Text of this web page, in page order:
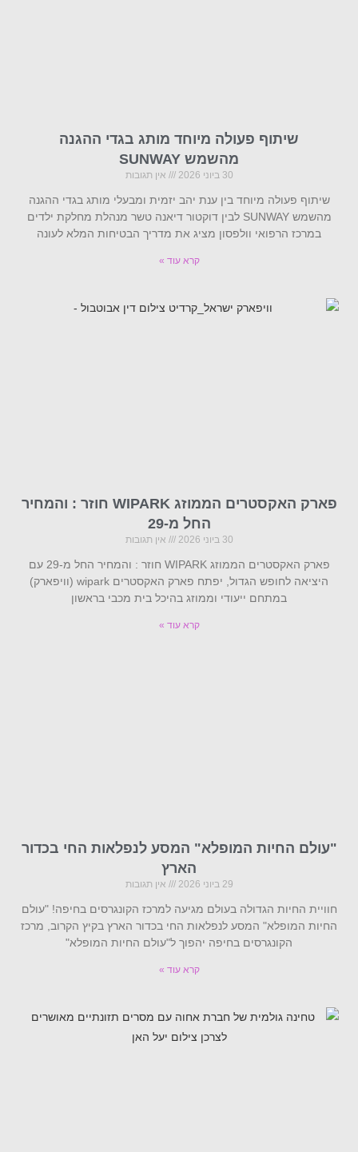
שיתוף פעולה מיוחד מותג בגדי ההגנה
מהשמש SUNWAY
30 ביוני 2026 אין תגובות
שיתוף פעולה מיוחד בין ענת יהב יזמית ומבעלי מותג בגדי ההגנה
מהשמש SUNWAY לבין דוקטור דיאנה טשר מנהלת מחלקת ילדים
במרכז הרפואי וולפסון מציג את מדריך הבטיחות המלא לעונה
קרא עוד »
פארק האקסטרים הממוזג WIPARK חוזר : והמחיר
החל מ-29
30 ביוני 2026 אין תגובות
פארק האקסטרים הממוזג WIPARK חוזר : והמחיר החל מ-29 עם
היציאה לחופש הגדול, יפתח פארק האקסטרים wipark (וויפארק)
במתחם ייעודי וממוזג בהיכל בית מכבי בראשון
קרא עוד »
"עולם החיות המופלא" המסע לנפלאות החי בכדור
הארץ
29 ביוני 2026 אין תגובות
חוויית החיות הגדולה בעולם מגיעה למרכז הקונגרסים בחיפה! "עולם
החיות המופלא" המסע לנפלאות החי בכדור הארץ בקיץ הקרוב, מרכז
הקונגרסים בחיפה יהפוך ל"עולם החיות המופלא"
קרא עוד »